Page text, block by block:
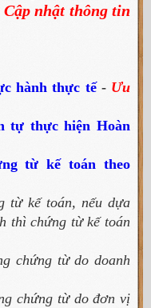
Cập nhật thông tin
hành thực tế- Ưu
tự thực hiện Hoàn
từ kế toán theo
từ kế toán, nếu dựa
thì chứng từ kế toán
chứng từ do doanh
chứng từ do đơn vị